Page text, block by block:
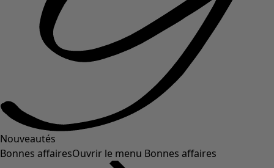
Nouveautés
Bonnes affairesOuvrir le menu Bonnes affaires